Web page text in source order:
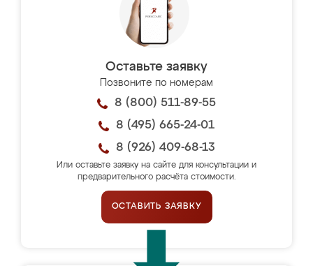
Оставьте заявку
Позвоните по номерам
8 (800) 511-89-55
8 (495) 665-24-01
8 (926) 409-68-13
Или оставьте заявку на сайте для консультации и
предварительного расчёта стоимости.
ОСТАВИТЬ ЗАЯВКУ